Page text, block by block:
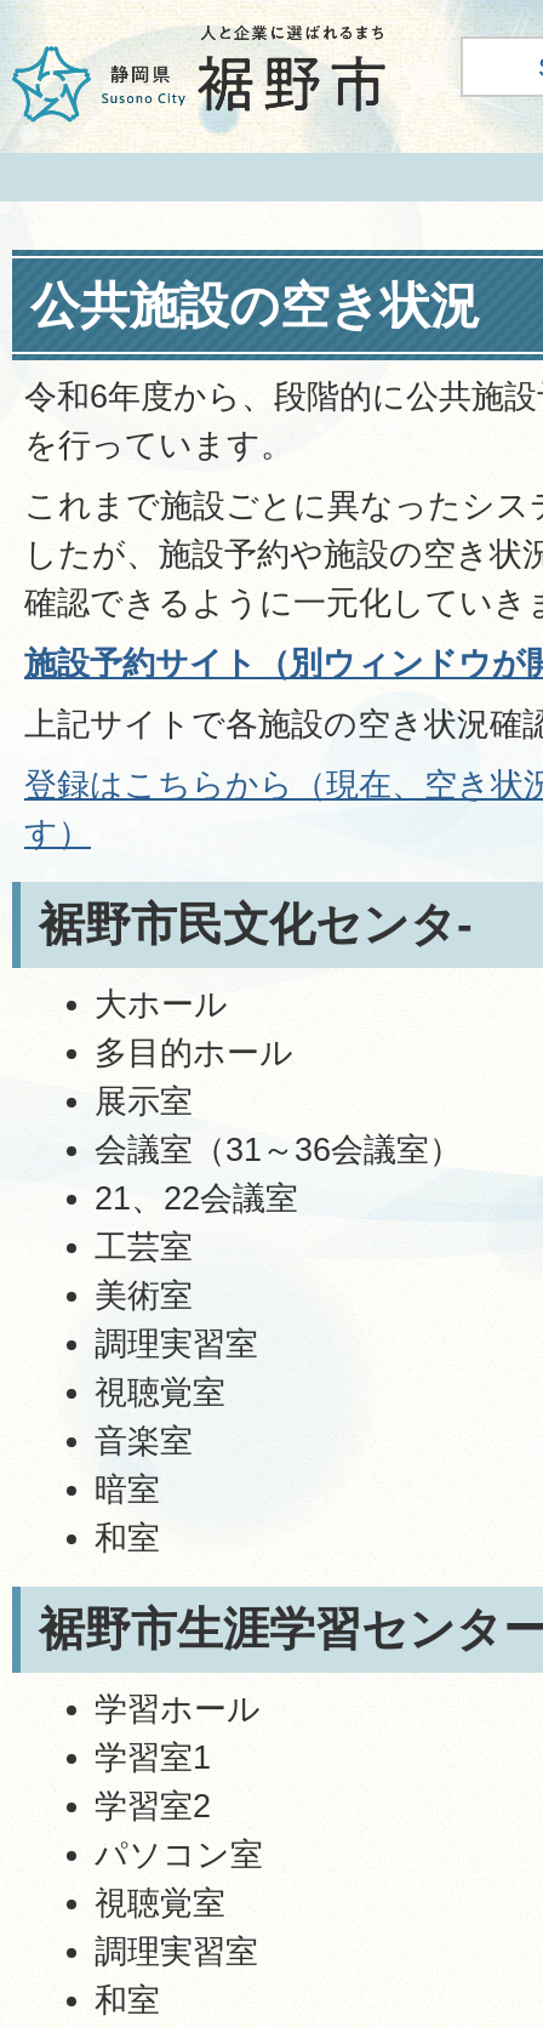
公共施設の空き状況
令和6年度から、段階的に公共施
を行っています。
これまで施設ごとに異なったシ
したが、施設予約や施設の空き状
確認できるように一元化していき
施設予約サイト（別ウィンドウが
上記サイトで各施設の空き状況確
登録はこちらから（現在、空き状
す）
裾野市民文化センタ-
大ホール
多目的ホール
展示室
会議室（31～36会議室）
21、22会議室
工芸室
美術室
調理実習室
視聴覚室
音楽室
暗室
和室
裾野市生涯学習センタ
学習ホール
学習室1
学習室2
パソコン室
視聴覚室
調理実習室
和室